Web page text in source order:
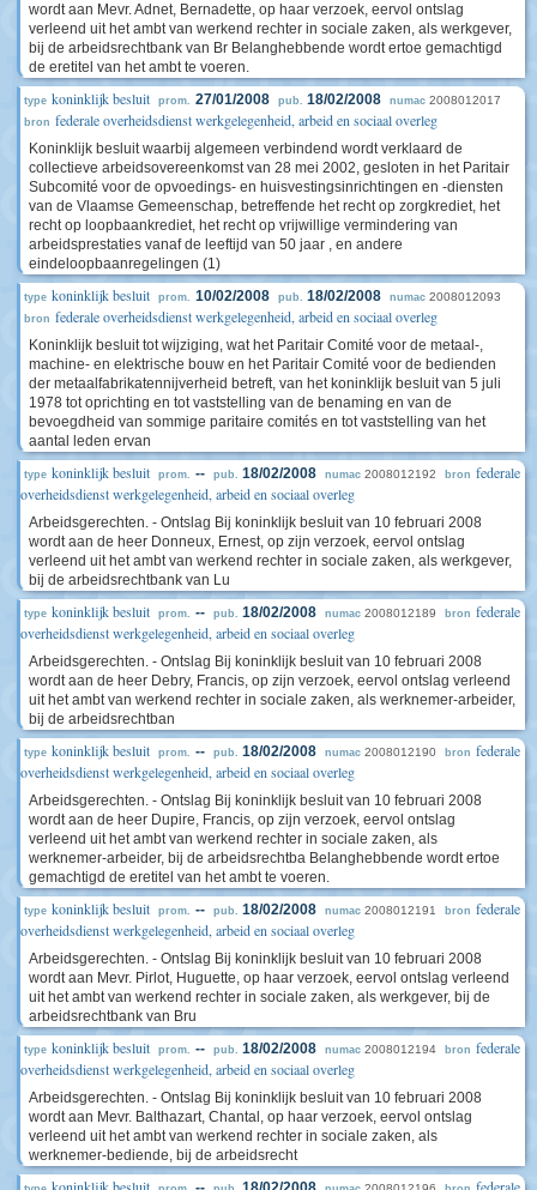
wordt aan Mevr. Adnet, Bernadette, op haar verzoek, eervol ontslag
verleend uit het ambt van werkend rechter in sociale zaken, als werkgever,
bij de arbeidsrechtbank van Br Belanghebbende wordt ertoe gemachtigd
de eretitel van het ambt te voeren.
type koninklijk besluit prom. 27/01/2008 pub. 18/02/2008 numac 2008012017
bron federale overheidsdienst werkgelegenheid, arbeid en sociaal overleg
Koninklijk besluit waarbij algemeen verbindend wordt verklaard de
collectieve arbeidsovereenkomst van 28 mei 2002, gesloten in het Paritair
Subcomité voor de opvoedings- en huisvestingsinrichtingen en -diensten
van de Vlaamse Gemeenschap, betreffende het recht op zorgkrediet, het
recht op loopbaankrediet, het recht op vrijwillige vermindering van
arbeidsprestaties vanaf de leeftijd van 50 jaar , en andere
eindeloopbaanregelingen (1)
type koninklijk besluit prom. 10/02/2008 pub. 18/02/2008 numac 2008012093
bron federale overheidsdienst werkgelegenheid, arbeid en sociaal overleg
Koninklijk besluit tot wijziging, wat het Paritair Comité voor de metaal-,
machine- en elektrische bouw en het Paritair Comité voor de bedienden
der metaalfabrikatennijverheid betreft, van het koninklijk besluit van 5 juli
1978 tot oprichting en tot vaststelling van de benaming en van de
bevoegdheid van sommige paritaire comités en tot vaststelling van het
aantal leden ervan
type koninklijk besluit prom. -- pub. 18/02/2008 numac 2008012192 bron federale
overheidsdienst werkgelegenheid, arbeid en sociaal overleg
Arbeidsgerechten. - Ontslag Bij koninklijk besluit van 10 februari 2008
wordt aan de heer Donneux, Ernest, op zijn verzoek, eervol ontslag
verleend uit het ambt van werkend rechter in sociale zaken, als werkgever,
bij de arbeidsrechtbank van Lu
type koninklijk besluit prom. -- pub. 18/02/2008 numac 2008012189 bron federale
overheidsdienst werkgelegenheid, arbeid en sociaal overleg
Arbeidsgerechten. - Ontslag Bij koninklijk besluit van 10 februari 2008
wordt aan de heer Debry, Francis, op zijn verzoek, eervol ontslag verleend
uit het ambt van werkend rechter in sociale zaken, als werknemer-arbeider,
bij de arbeidsrechtban
type koninklijk besluit prom. -- pub. 18/02/2008 numac 2008012190 bron federale
overheidsdienst werkgelegenheid, arbeid en sociaal overleg
Arbeidsgerechten. - Ontslag Bij koninklijk besluit van 10 februari 2008
wordt aan de heer Dupire, Francis, op zijn verzoek, eervol ontslag
verleend uit het ambt van werkend rechter in sociale zaken, als
werknemer-arbeider, bij de arbeidsrechtba Belanghebbende wordt ertoe
gemachtigd de eretitel van het ambt te voeren.
type koninklijk besluit prom. -- pub. 18/02/2008 numac 2008012191 bron federale
overheidsdienst werkgelegenheid, arbeid en sociaal overleg
Arbeidsgerechten. - Ontslag Bij koninklijk besluit van 10 februari 2008
wordt aan Mevr. Pirlot, Huguette, op haar verzoek, eervol ontslag verleend
uit het ambt van werkend rechter in sociale zaken, als werkgever, bij de
arbeidsrechtbank van Bru
type koninklijk besluit prom. -- pub. 18/02/2008 numac 2008012194 bron federale
overheidsdienst werkgelegenheid, arbeid en sociaal overleg
Arbeidsgerechten. - Ontslag Bij koninklijk besluit van 10 februari 2008
wordt aan Mevr. Balthazart, Chantal, op haar verzoek, eervol ontslag
verleend uit het ambt van werkend rechter in sociale zaken, als
werknemer-bediende, bij de arbeidsrecht